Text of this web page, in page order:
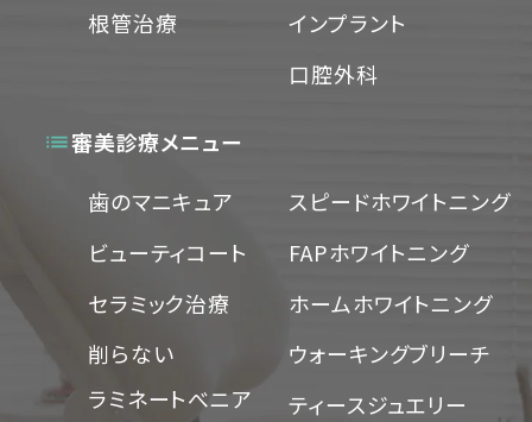
根管治療
インプラント
口腔外科
審美診療メニュー
歯のマニキュア
ビューティコート
セラミック治療
削らない
ラミネートべニア
スピードホワイトニング
FAPホワイトニング
ホームホワイトニング
ウォーキングブリーチ
ティースジュエリー